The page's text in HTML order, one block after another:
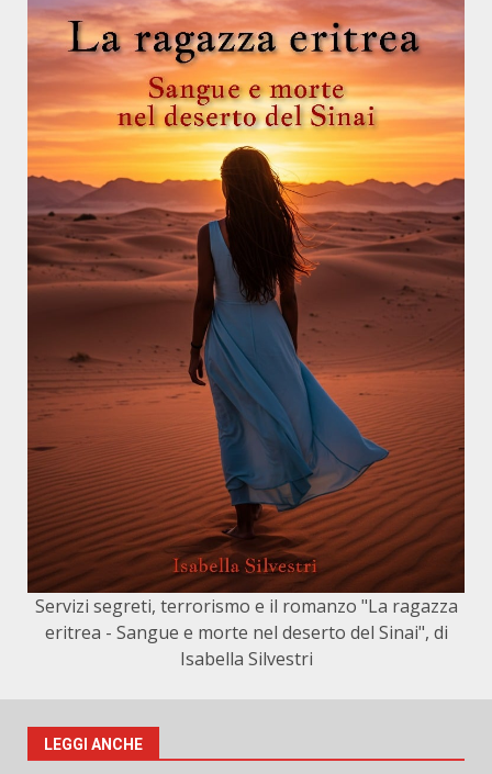
Servizi segreti, terrorismo e il romanzo "La ragazza
eritrea - Sangue e morte nel deserto del Sinai", di
Isabella Silvestri
LEGGI ANCHE